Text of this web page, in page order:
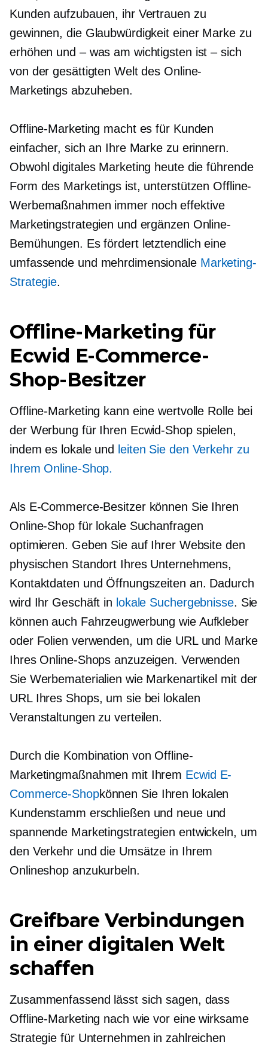
Kunden aufzubauen, ihr Vertrauen zu
gewinnen, die Glaubwürdigkeit einer Marke zu
erhöhen und – was am wichtigsten ist – sich
von der gesättigten Welt des Online-
Marketings abzuheben.
Offline-Marketing macht es für Kunden
einfacher, sich an Ihre Marke zu erinnern.
Obwohl digitales Marketing heute die führende
Form des Marketings ist, unterstützen Offline-
Werbemaßnahmen immer noch effektive
Marketingstrategien und ergänzen Online-
Bemühungen. Es fördert letztendlich eine
umfassende und mehrdimensionale Marketing-
Strategie.
Offline-Marketing für
Ecwid E-Commerce-
Shop-Besitzer
Offline-Marketing kann eine wertvolle Rolle bei
der Werbung für Ihren Ecwid-Shop spielen,
indem es lokale und leiten Sie den Verkehr zu
Ihrem Online-Shop.
Als E-Commerce-Besitzer können Sie Ihren
Online-Shop für lokale Suchanfragen
optimieren. Geben Sie auf Ihrer Website den
physischen Standort Ihres Unternehmens,
Kontaktdaten und Öffnungszeiten an. Dadurch
wird Ihr Geschäft in lokale Suchergebnisse. Sie
können auch Fahrzeugwerbung wie Aufkleber
oder Folien verwenden, um die URL und Marke
Ihres Online-Shops anzuzeigen. Verwenden
Sie Werbematerialien wie Markenartikel mit der
URL Ihres Shops, um sie bei lokalen
Veranstaltungen zu verteilen.
Durch die Kombination von Offline-
Marketingmaßnahmen mit Ihrem Ecwid E-
Commerce-Shopkönnen Sie Ihren lokalen
Kundenstamm erschließen und neue und
spannende Marketingstrategien entwickeln, um
den Verkehr und die Umsätze in Ihrem
Onlineshop anzukurbeln.
Greifbare Verbindungen
in einer digitalen Welt
schaffen
Zusammenfassend lässt sich sagen, dass
Offline-Marketing nach wie vor eine wirksame
Strategie für Unternehmen in zahlreichen